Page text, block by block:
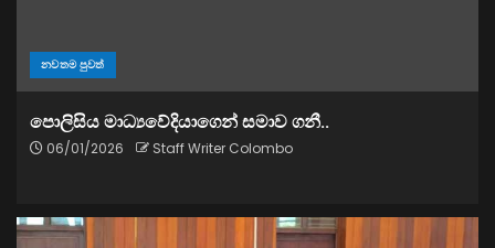
නවතම පුවත්
පොලිසිය මාධ්‍යවේදියාගෙන් සමාව ගනී..
06/01/2026 Staff Writer Colombo